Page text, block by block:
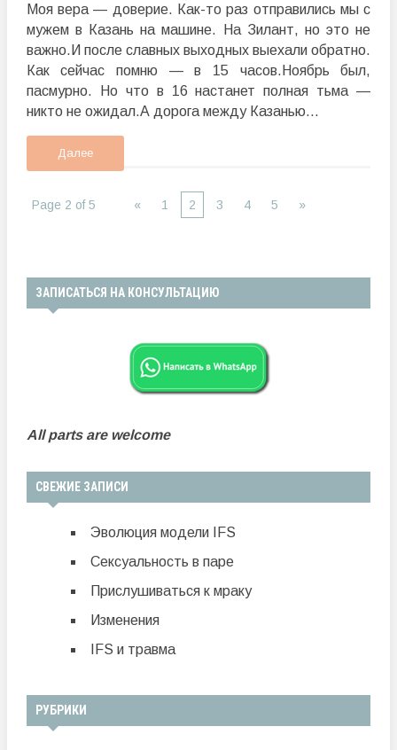
Моя вера — доверие. Как-то раз отправились мы с
мужем в Казань на машине. На Зилант, но это не
важно.И после славных выходных выехали обратно.
Как сейчас помню — в 15 часов.Ноябрь был,
пасмурно. Но что в 16 настанет полная тьма —
никто не ожидал.А дорога между Казанью...
Далее
Page 2 of 5 « 1 2 3 4 5 »
ЗАПИСАТЬСЯ НА КОНСУЛЬТАЦИЮ
All parts are welcome
СВЕЖИЕ ЗАПИСИ
Эволюция модели IFS
Сексуальность в паре
Прислушиваться к мраку
Изменения
IFS и травма
РУБРИКИ